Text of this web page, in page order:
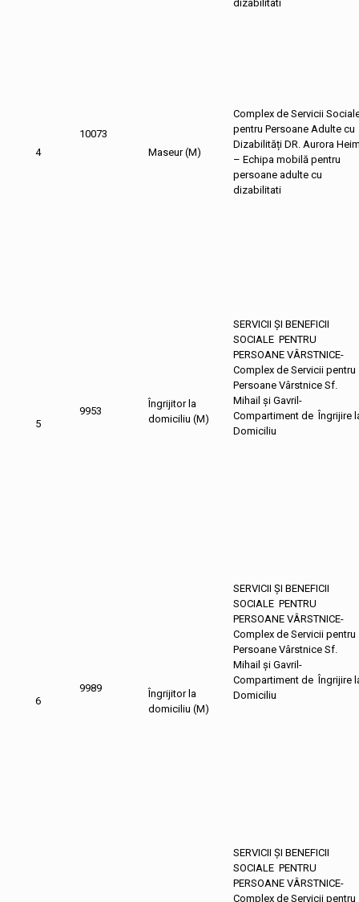
dizabilitati
4
10073
Maseur (M)
Complex de Servicii
pentru Persoane Adulte cu
Dizabilități DR. Aurora
– Echipa mobilă pentru
persoane adulte cu
dizabilitati
5
9953
Îngrijitor la
domiciliu (M)
SERVICII ȘI BENEFICII
SOCIALE PENTRU
PERSOANE VÂRSTNICE-
Complex de Servicii pentru
Persoane Vârstnice Sf.
Mihail și Gavril-
Compartiment de Îngrijire
Domiciliu
6
9989
Îngrijitor la
domiciliu (M)
SERVICII ȘI BENEFICII
SOCIALE PENTRU
PERSOANE VÂRSTNICE-
Complex de Servicii pentru
Persoane Vârstnice Sf.
Mihail și Gavril-
Compartiment de Îngrijire
Domiciliu
SERVICII ȘI BENEFICII
SOCIALE PENTRU
PERSOANE VÂRSTNICE-
Complex de Servicii pentru